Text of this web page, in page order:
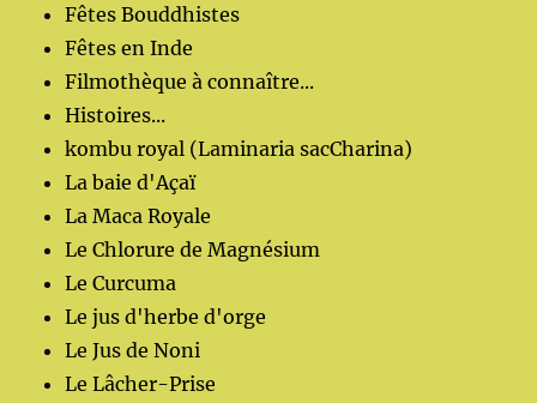
Fêtes Bouddhistes
Fêtes en Inde
Filmothèque à connaître...
Histoires...
kombu royal (Laminaria sacCharina)
La baie d'Açaï
La Maca Royale
Le Chlorure de Magnésium
Le Curcuma
Le jus d'herbe d'orge
Le Jus de Noni
Le Lâcher-Prise